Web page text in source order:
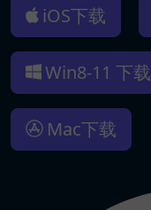
iOS下载
Win8-11 下载
Mac下载